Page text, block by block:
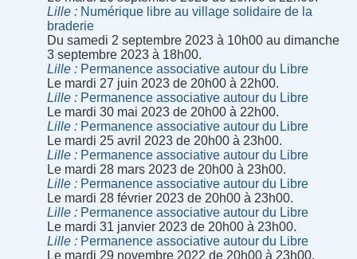
Lille
Numérique libre au village solidaire de la
braderie
Du samedi 2 septembre 2023 à 10h00 au dimanche
3 septembre 2023 à 18h00.
Lille
Permanence associative autour du Libre
Le mardi 27 juin 2023 de 20h00 à 22h00.
Lille
Permanence associative autour du Libre
Le mardi 30 mai 2023 de 20h00 à 22h00.
Lille
Permanence associative autour du Libre
Le mardi 25 avril 2023 de 20h00 à 23h00.
Lille
Permanence associative autour du Libre
Le mardi 28 mars 2023 de 20h00 à 23h00.
Lille
Permanence associative autour du Libre
Le mardi 28 février 2023 de 20h00 à 23h00.
Lille
Permanence associative autour du Libre
Le mardi 31 janvier 2023 de 20h00 à 23h00.
Lille
Permanence associative autour du Libre
Le mardi 29 novembre 2022 de 20h00 à 23h00.